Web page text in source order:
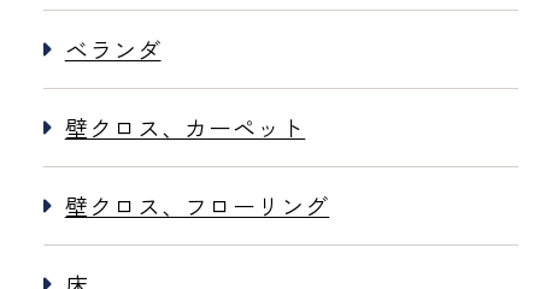
ベランダ
壁クロス、カーペット
壁クロス、フローリング